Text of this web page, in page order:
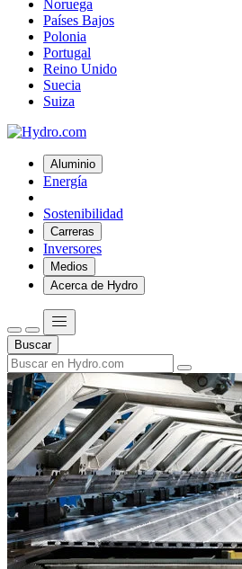
Noruega
Países Bajos
Polonia
Portugal
Reino Unido
Suecia
Suiza
Aluminio
Energía
Sostenibilidad
Carreras
Inversores
Medios
Acerca de Hydro
Buscar